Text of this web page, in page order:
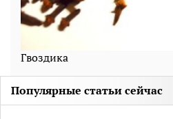
Гвоздика
Популярные статьи сейчас